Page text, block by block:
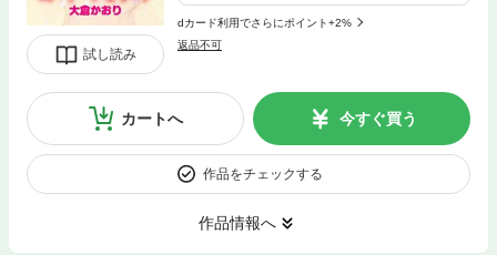
試し読み
dカード利用でさらにポイント+2%
返品不可
カートへ 今すぐ買う
作品をチェックする
作品情報へ